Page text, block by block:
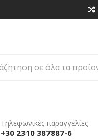
Τηλεφωνικές παραγγελίες
+30 2310 387887-6